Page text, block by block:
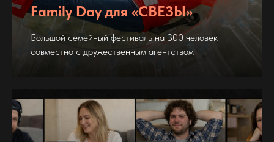
Family Day для «СВЕЗЫ»
Большой семейный фестиваль на 300 человек
совместно с дружественным агентством